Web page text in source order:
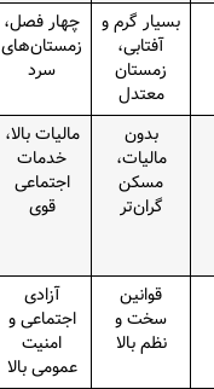
بسیار گرم و
آفتابی،
زمستان
معتدل
چهار فصل،
زمستان‌های
سرد
بدون
مالیات،
مسکن
گران‌تر
مالیات بالا،
خدمات
اجتماعی
قوی
قوانین
سخت و
نظم بالا
آزادی
اجتماعی و
امنیت
عمومی بالا